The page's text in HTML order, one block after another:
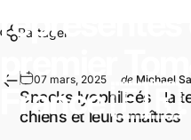
représentés
premier
France🇫🇷.
Partager
07 mars, 2025 de Michael
Snacks lyophilisés : la
chiens et leurs maîtres